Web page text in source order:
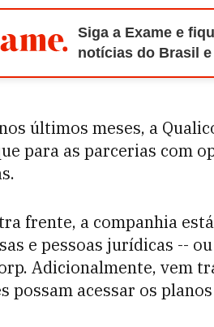
Siga a Exame e
notícias do Brasil
últimos meses, a
para as parcerias com
frente, a companhia
e pessoas jurídicas --
Adicionalmente, vem
possam acessar os